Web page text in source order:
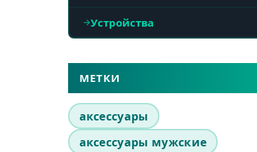
Устройства
МЕТКИ
аксессуары
аксессуары мужские